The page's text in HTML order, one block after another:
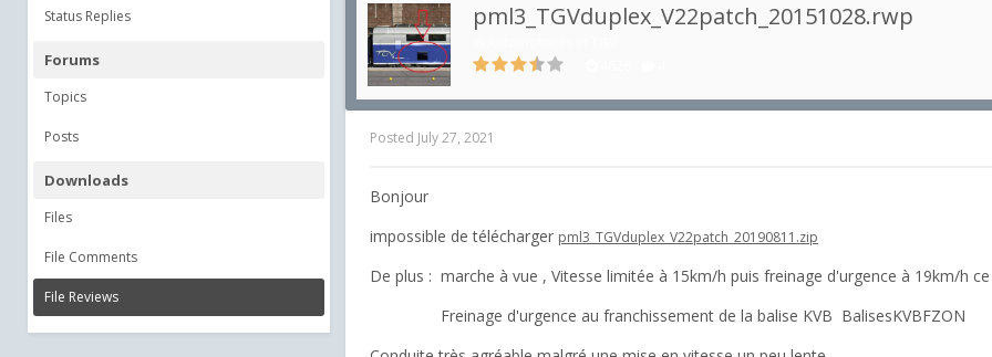
Status Replies
Forums
Topics
Posts
Downloads
Files
File Comments
File Reviews
pml3_TGVduplex_V22patch_20151028.rwp
Posted July 27, 2021
Bonjour
impossible de télécharger pml3_TGVduplex_V22patch_20190811.zip
De plus : marche à vue , Vitesse limitée à 15km/h puis freinage d'urgence à 19km/h
Freinage d'urgence au franchissement de la balise KVB BalisesKVBFZON